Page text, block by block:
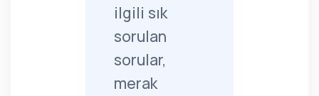
ilgili sık
sorulan
sorular,
merak